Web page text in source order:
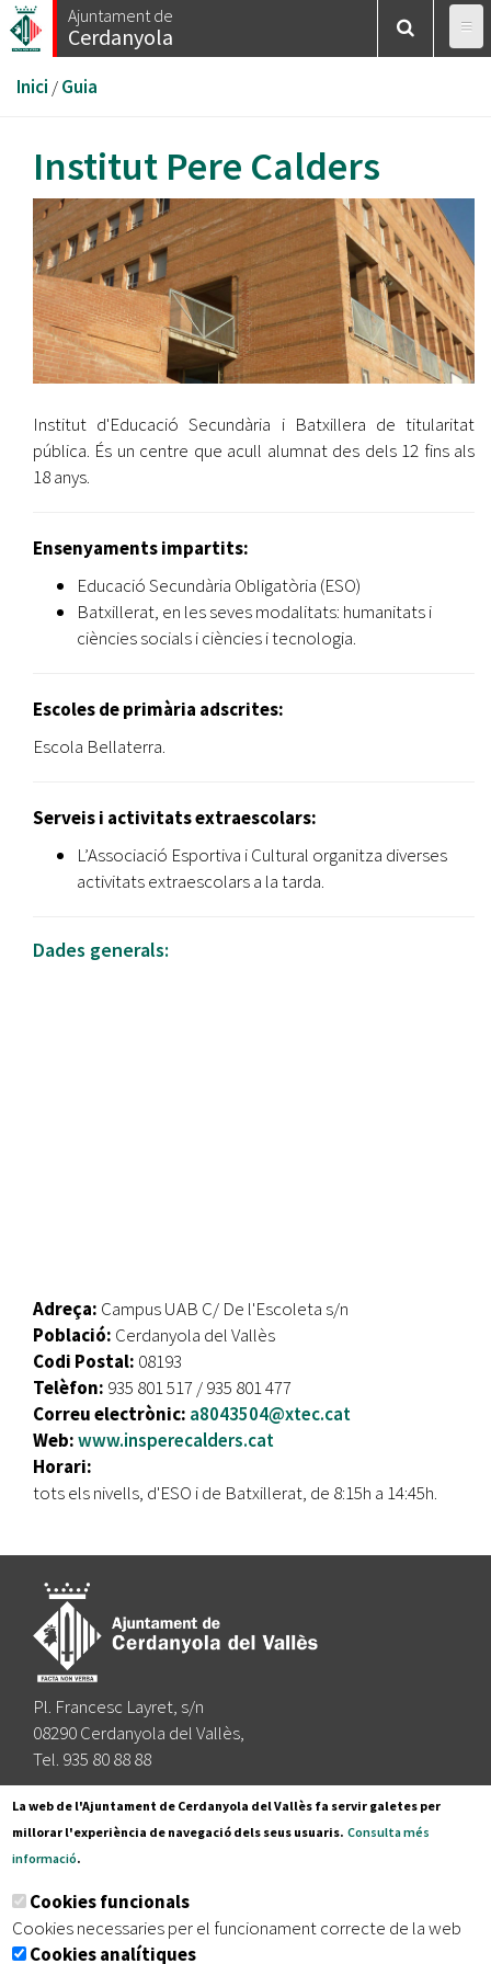
Vés
al
Ajuntament de
Cerdanyola
Esteu
aquí
Inici /Guia
Institut Pere Calders
Institut d'Educació Secundària i Batxillera de titularitat
pública. És un centre que acull alumnat des dels 12 fins als
18 anys.
Ensenyaments impartits:
Educació Secundària Obligatòria (ESO)
Batxillerat, en les seves modalitats: humanitats i
ciències socials i ciències i tecnologia.
Escoles de primària adscrites:
Escola Bellaterra.
Serveis i activitats extraescolars:
L’Associació Esportiva i Cultural organitza diverses
activitats extraescolars a la tarda.
Dades generals:
Adreça: Campus UAB C/ De l'Escoleta s/n
Població: Cerdanyola del Vallès
Codi Postal: 08193
Telèfon: 935 801 517 / 935 801 477
Correu electrònic: a8043504@xtec.cat
Web:www.insperecalders.cat
Horari:
tots els nivells, d'ESO i de Batxillerat, de 8:15h a 14:45h.
Pl. Francesc Layret, s/n
08290 Cerdanyola del Vallès,
Tel. 935 80 88 88
Segueix-nos a:
Subscriu-te al nostre butlletí
La web de l'Ajuntament de Cerdanyola del Vallès fa servir galetes per
millorar l'experiència de navegació dels seus usuaris. Consulta més
informació.
Cookies funcionals
Cookies necessaries per el funcionament correcte de la web
Cookies analítiques